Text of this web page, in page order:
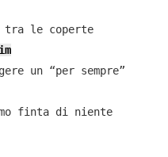
tra le coperte
un “per sempre”
finta di niente